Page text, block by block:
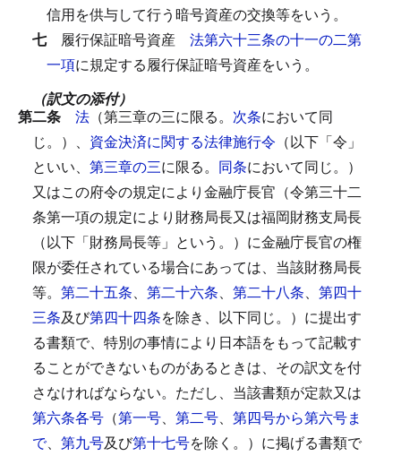
信用を供与して行う暗号資産の交換等をいう。
七 履行保証暗号資産
法第六十三条の十一の二第
一項に規定する履行保証暗号資産をいう。
（訳文の添付）
第二条 法 （第三章の三に限る。 次条において同
じ。）、 資金決済に関する法律施行令 （以下「令」
といい、 第三章の三に限る。 同条において同じ。）
又はこの府令の規定により金融庁長官（令第三十二
条第一項の規定により財務局長又は福岡財務支局長
（以下「財務局長等」という。）に金融庁長官の権
限が委任されている場合にあっては、当該財務局長
等。 第二十五条、 第二十六条、 第二十八条、 第四十
三条及び第四十四条を除き、以下同じ。）に提出す
る書類で、特別の事情により日本語をもって記載す
ることができないものがあるときは、その訳文を付
さなければならない。 ただし、当該書類が定款又は
第六条各号 （第一号、 第二号、 第四号から第六号ま
で、 第九号及び第十七号を除く。）に掲げる書類で